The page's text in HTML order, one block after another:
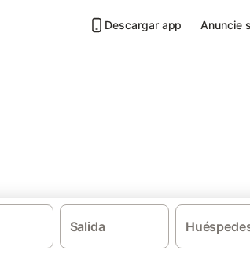
Descargar app Anuncie
Salida